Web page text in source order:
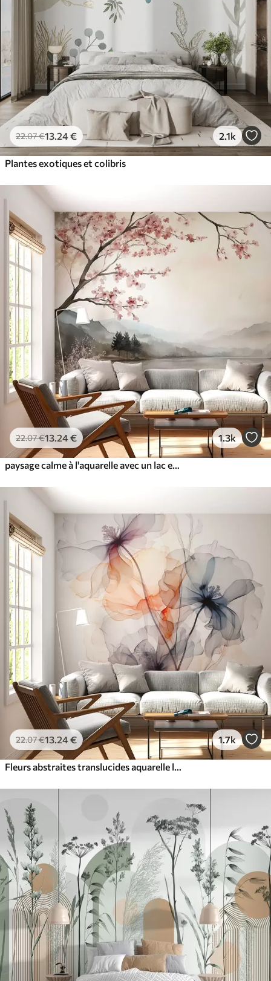
22.07€13 .24€ 2.1k
Plantes exotiques et colibris
22.07€13 .24€ 1.3k
22.07€13 .24€ 1.7k